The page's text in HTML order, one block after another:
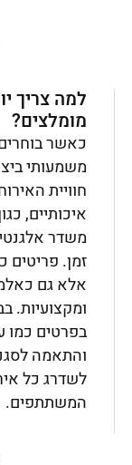
למה צריך
מומלצים?
כאשר
משמעותי
חוויית
איכותיים,
משדר
זמן.
אלא גם
ומקצועיות.
בפרטים כמו
והתאמה
לשדרג כל
המשתתפים.